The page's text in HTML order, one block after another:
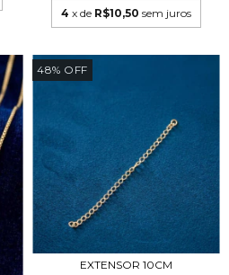
4 x de R$10,50 sem juros
48% OFF
EXTENSOR 10CM